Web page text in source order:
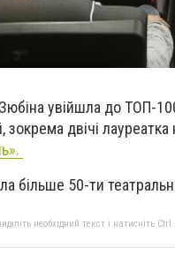
увійшла до ТОП-
зокрема двічі
більше 50-ти
необхідний текст і натисніть